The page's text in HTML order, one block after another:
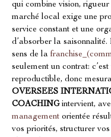
qui combine vision,
marché local exige une
service constant et une
d’absorber la saisonnalité.
sens de la
seulement un contrat: c’est
reproductible, donc
OVERSEES
COACHING intervient,
management orientée
vos priorités, structurer